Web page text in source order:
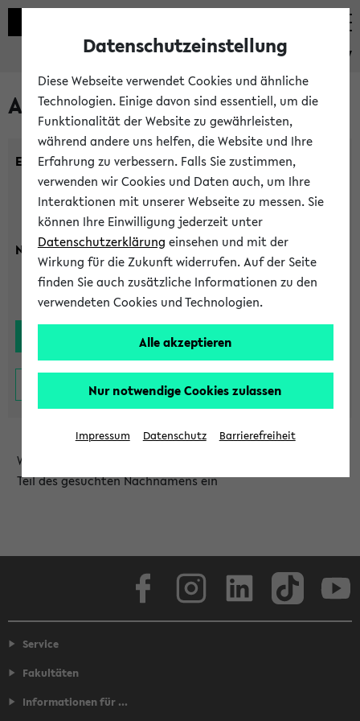
eKVV
Alle Lehrenden
Einrichtung:
Nachname:
Wählen Sie die Einrichtung aus und/oder geben Sie einen
Teil des gesuchten Nachnamens ein
Service
Fakultäten
Informationen für ...
Datenschutzeinstellung
Diese Webseite verwendet Cookies und ähnliche
Technologien. Einige davon sind essentiell, um die
Funktionalität der Website zu gewährleisten,
während andere uns helfen, die Website und Ihre
Erfahrung zu verbessern. Falls Sie zustimmen,
verwenden wir Cookies und Daten auch, um Ihre
Interaktionen mit unserer Webseite zu messen. Sie
können Ihre Einwilligung jederzeit unter
Datenschutzerklärung einsehen und mit der
Wirkung für die Zukunft widerrufen. Auf der Seite
finden Sie auch zusätzliche Informationen zu den
verwendeten Cookies und Technologien.
Alle akzeptieren
Nur notwendige Cookies zulassen
Impressum Datenschutz Barrierefreiheit